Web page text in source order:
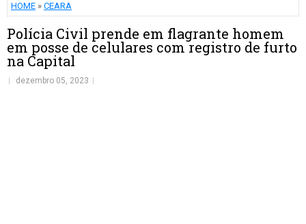
HOME » CEARA
Polícia Civil prende em flagrante homem
em posse de celulares com registro de furto
na Capital
dezembro 05, 2023